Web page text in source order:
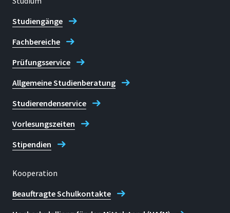
Studiengänge
Fachbereiche
Prüfungsservice
Allgemeine Studienberatung
Studierendenservice
Vorlesungszeiten
Stipendien
Kooperation
Beauftragte Schulkontakte